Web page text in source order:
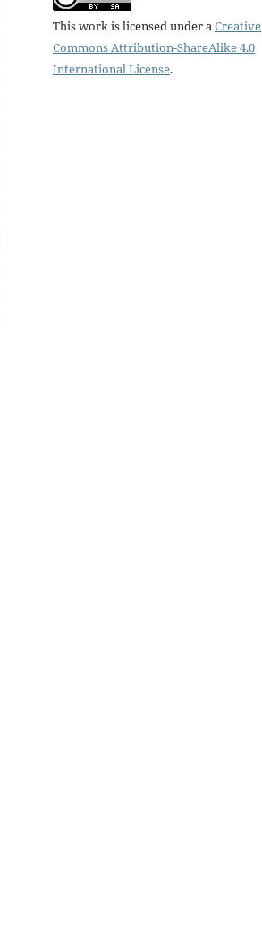
This work is licensed under aCreative
Commons Attribution-ShareAlike 4.0
International License.